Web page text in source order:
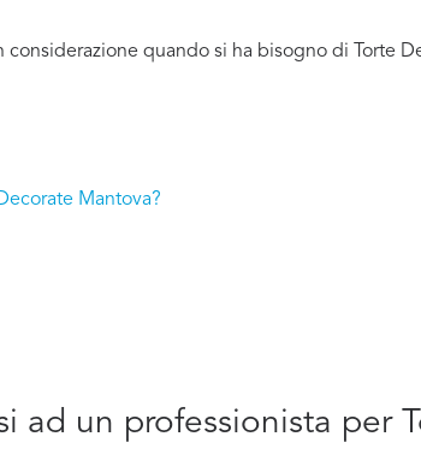
quando si ha bisogno di Torte
Mantova?
ad un professionista per